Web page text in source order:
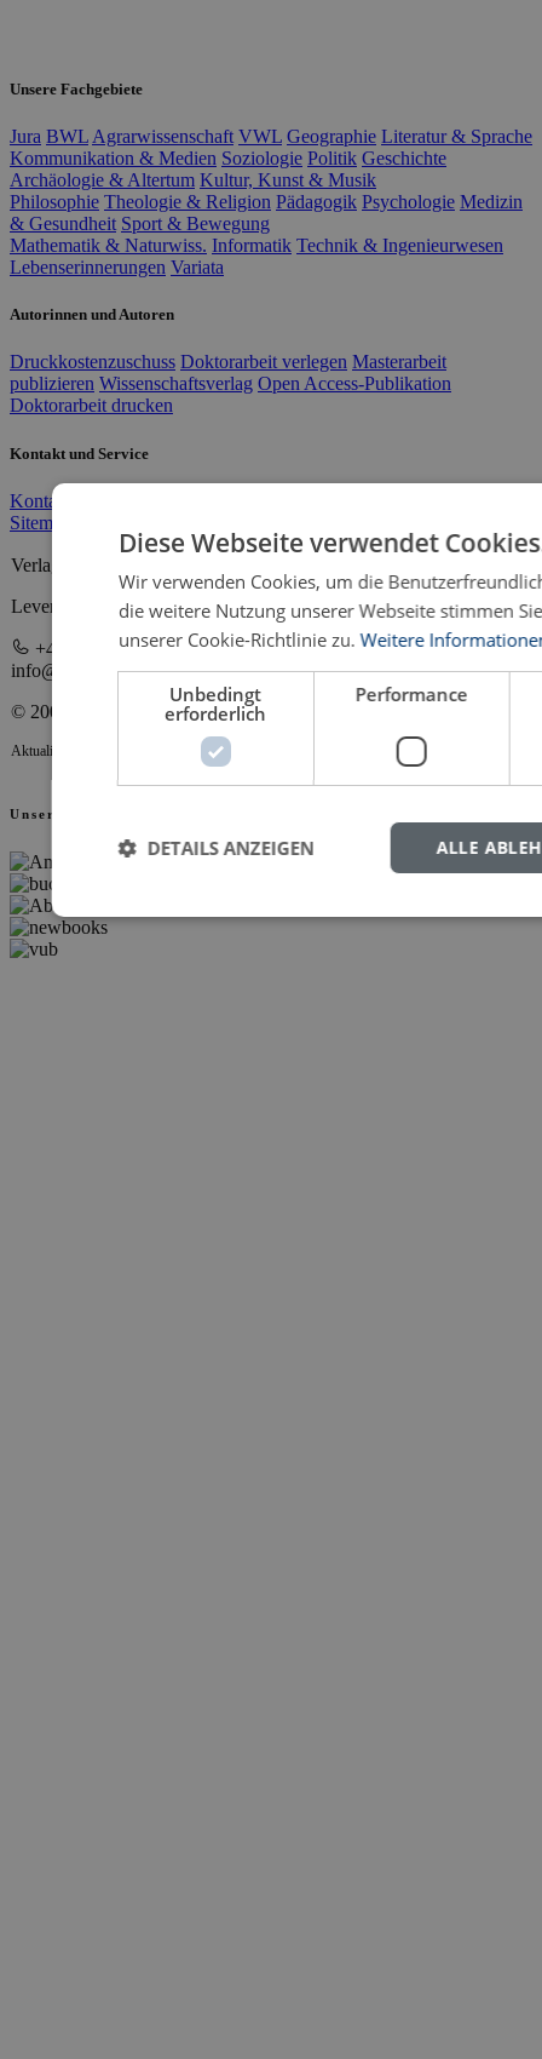
Unsere Fachgebiete
Jura BWL Agrarwissenschaft VWL Geographie Literatur & Sprache
Kommunikation & Medien Soziologie Politik Geschichte
Archäologie & Altertum Kultur, Kunst & Musik
Philosophie Theologie & Religion Pädagogik Psychologie Medizin
& Gesundheit Sport & Bewegung
Mathematik & Naturwiss. Informatik Technik & Ingenieurwesen
Lebenserinnerungen Variata
Autorinnen und Autoren
Druckkostenzuschuss Doktorarbeit verlegen Masterarbeit
publizieren Wissenschaftsverlag Open Access-Publikation
Doktorarbeit drucken
Kontakt und Service
Kontakt
Sitemap
Verlag Dr. Kovač GmbH
Leverkusenstraße 13 • 22761 Hamburg
+49 40 398880 0
info@verlagdrkovac.de
© 2000-2026 Verlag Dr. Kovač
Aktualisiert 06.08.2026 14:22
Unsere Partner
Diese Webseite verwendet
Wir verwenden Cookies, um die
die weitere Nutzung unserer Webseite stimmen
unserer Cookie-Richtlinie zu. Weitere
Unbedingt
erforderlich
Performance
ALLE
DETAILS ANZEIGEN